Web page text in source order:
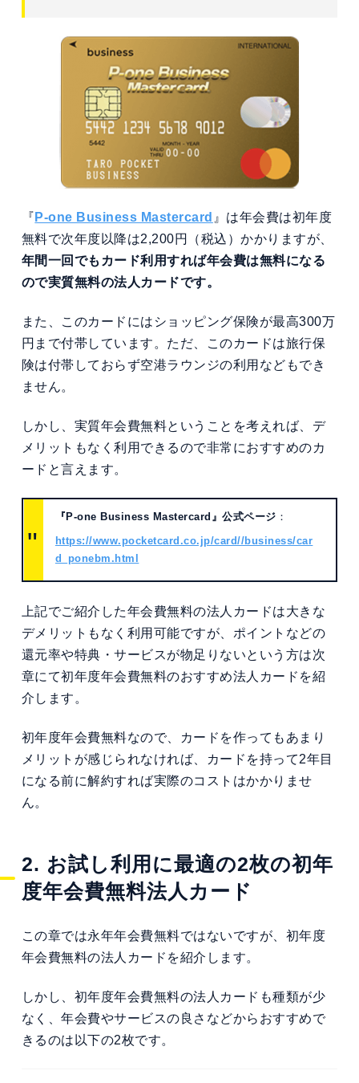
『 P-one Business Mastercard 』は年会費は初年度
無料で次年度以降は2,200円（税込）かかりますが、
年間一回でもカード利用すれば年会費は無料になる
ので実質無料の法人カードです。
また、このカードにはショッピング保険が最高300万
円まで付帯しています。ただ、このカードは旅行保
険は付帯しておらず空港ラウンジの利用などもでき
ません。
しかし、実質年会費無料ということを考えれば、デ
メリットもなく利用できるので非常におすすめのカ
ードと言えます。
『P-one Business Mastercard』公式ページ ：
https://www.pocketcard.co.jp/card//business/car
d_ponebm.html
上記でご紹介した年会費無料の法人カードは大きな
デメリットもなく利用可能ですが、ポイントなどの
還元率や特典・サービスが物足りないという方は次
章にて初年度年会費無料のおすすめ法人カードを紹
介します。
初年度年会費無料なので、カードを作ってもあまり
メリットが感じられなければ、カードを持って2年目
になる前に解約すれば実際のコストはかかりませ
ん。
2. お試し利用に最適の2枚の初年
度年会費無料法人カード
この章では永年年会費無料ではないですが、初年度
年会費無料の法人カードを紹介します。
しかし、初年度年会費無料の法人カードも種類が少
なく、年会費やサービスの良さなどからおすすめで
きるのは以下の2枚です。